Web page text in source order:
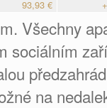
93,93 €
Všechny
sociálním
na